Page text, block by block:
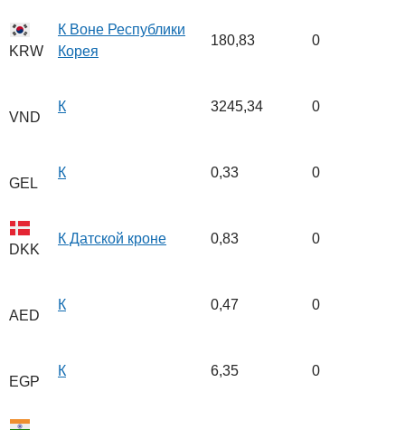
KRW
К Воне Республики
Корея
180,83 0
VND
К 3245,34 0
GEL
К 0,33 0
DKK
К Датской кроне 0,83 0
AED
К 0,47 0
EGP
К 6,35 0